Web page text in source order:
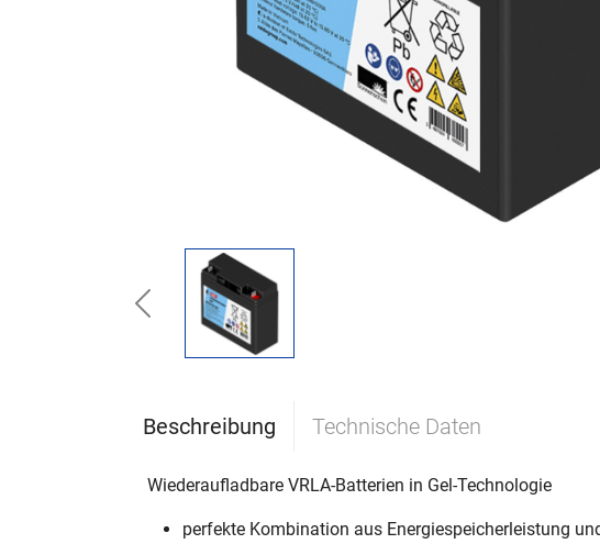
Previous
Beschreibung Technische Daten
Wiederaufladbare VRLA-Batterien in Gel-Technologie
perfekte Kombination aus Energiespeicherleistung